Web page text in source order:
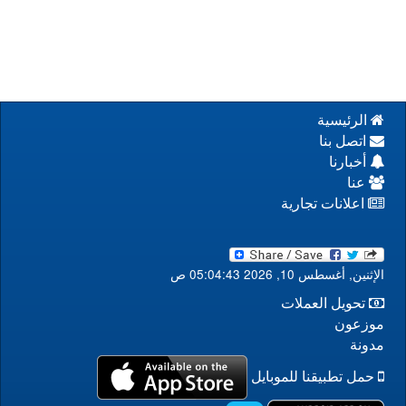
الرئيسية
اتصل بنا
أخبارنا
عنا
اعلانات تجارية
الإثنين, أغسطس 10, 2026 05:04:43 ص
تحويل العملات
موزعون
مدونة
حمل تطبيقنا للموبايل